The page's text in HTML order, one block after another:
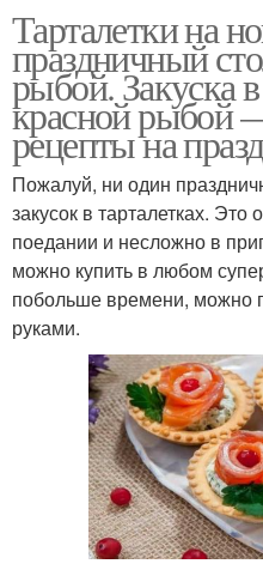
Тарталетки на
праздничный
рыбой. Закуска
красной рыбой
рецепты на
Пожалуй, ни один
закусок в тарталетках. Это
поедании и несложно в
можно купить в любом
побольше времени, можно
руками.